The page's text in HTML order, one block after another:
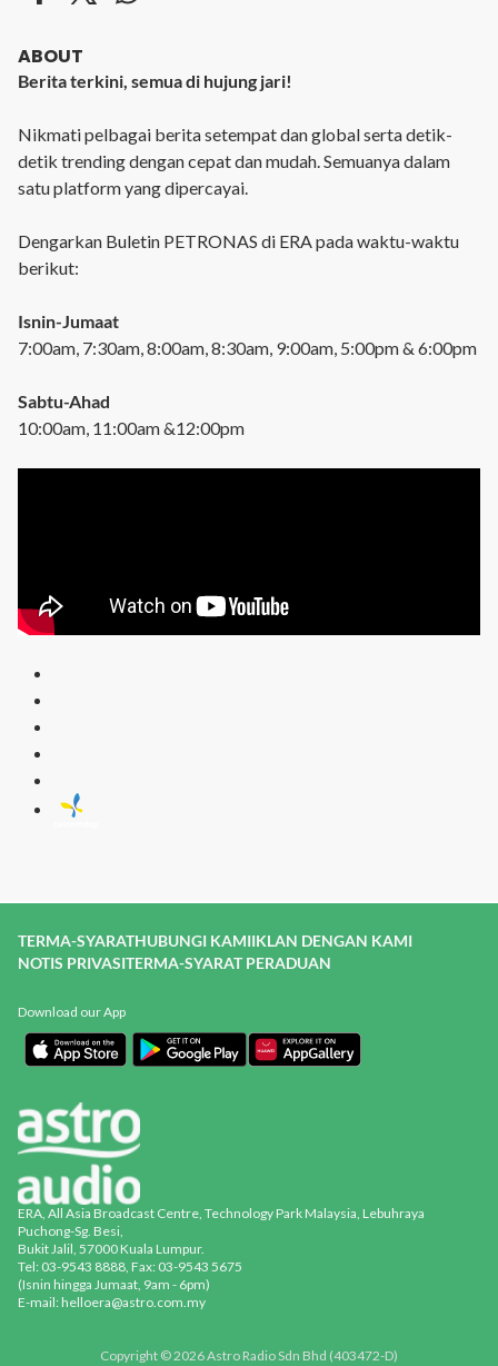
ABOUT
Berita terkini, semua di hujung jari!
Nikmati pelbagai berita setempat dan global serta detik-
detik trending dengan cepat dan mudah. Semuanya dalam
satu platform yang dipercayai.
Dengarkan Buletin PETRONAS di ERA pada waktu-waktu
berikut:
Isnin-Jumaat
7:00am, 7:30am, 8:00am, 8:30am, 9:00am, 5:00pm & 6:00pm
Sabtu-Ahad
10:00am, 11:00am &12:00pm
TERMA-SYARATHUBUNGI KAMIIKLAN DENGAN KAMI
NOTIS PRIVASITERMA-SYARAT PERADUAN
ERA, All Asia Broadcast Centre, Technology Park Malaysia, Lebuhraya
Puchong-Sg. Besi,
Bukit Jalil, 57000 Kuala Lumpur.
Tel: 03-9543 8888, Fax: 03-9543 5675
(Isnin hingga Jumaat, 9am - 6pm)
E-mail: helloera@astro.com.my
Download our App
Copyright © 2026 Astro Radio Sdn Bhd (403472-D)